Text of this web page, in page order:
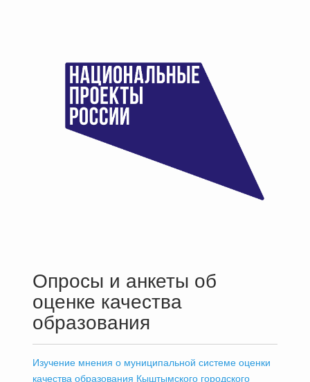
Опросы и анкеты об
оценке качества
образования
Изучение мнения о муниципальной системе оценки
качества образования Кыштымского городского